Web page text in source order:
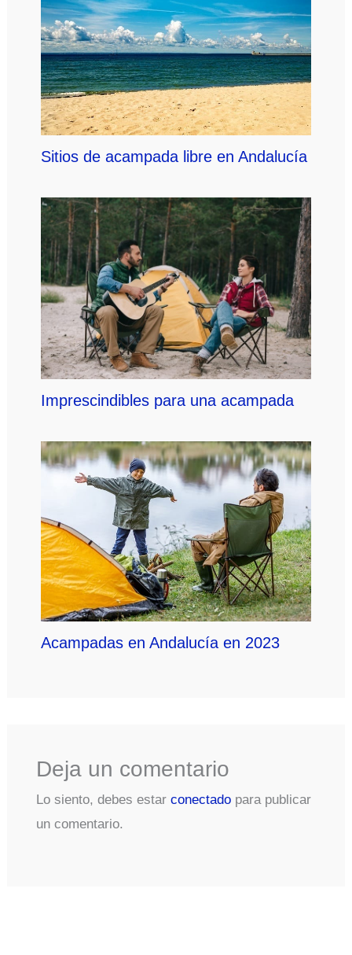
Sitios de acampada libre en Andalucía
Imprescindibles para una acampada
Acampadas en Andalucía en 2023
Deja un comentario
Lo siento, debes estar conectadopara publicar
un comentario.